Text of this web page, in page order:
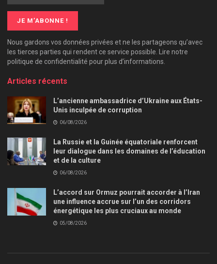
Nous gardons vos données privées et ne les partageons qu’avec
les tierces parties qui rendent ce service possible. Lire notre
politique de confidentialité pour plus d’informations.
Articles récents
L’ancienne ambassadrice d’Ukraine aux États-
Unis inculpée de corruption
06/08/2026
La Russie et la Guinée équatoriale renforcent
leur dialogue dans les domaines de l’éducation
et de la culture
06/08/2026
L’accord sur Ormuz pourrait accorder à l’Iran
une influence accrue sur l’un des corridors
énergétique les plus cruciaux au monde
05/08/2026